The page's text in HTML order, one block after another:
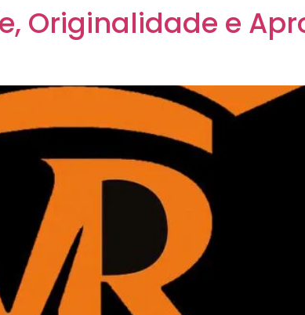
Originalidade e